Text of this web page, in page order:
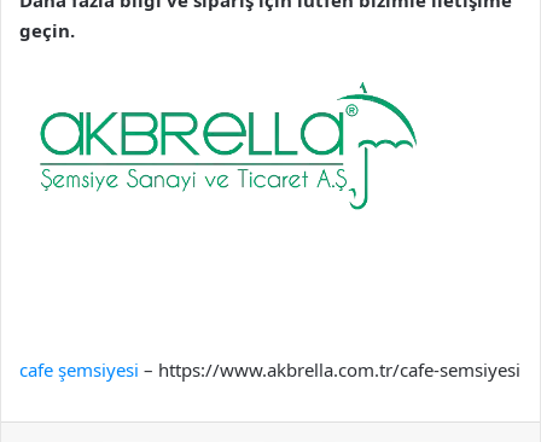
geçin.
cafe şemsiyesi – https://www.akbrella.com.tr/cafe-semsiyesi